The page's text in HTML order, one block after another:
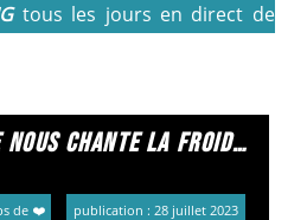
tous les jours en direct de
ventre de biche nous chante la froideur du macadam
de ❤️ publication : 28 juillet 2023